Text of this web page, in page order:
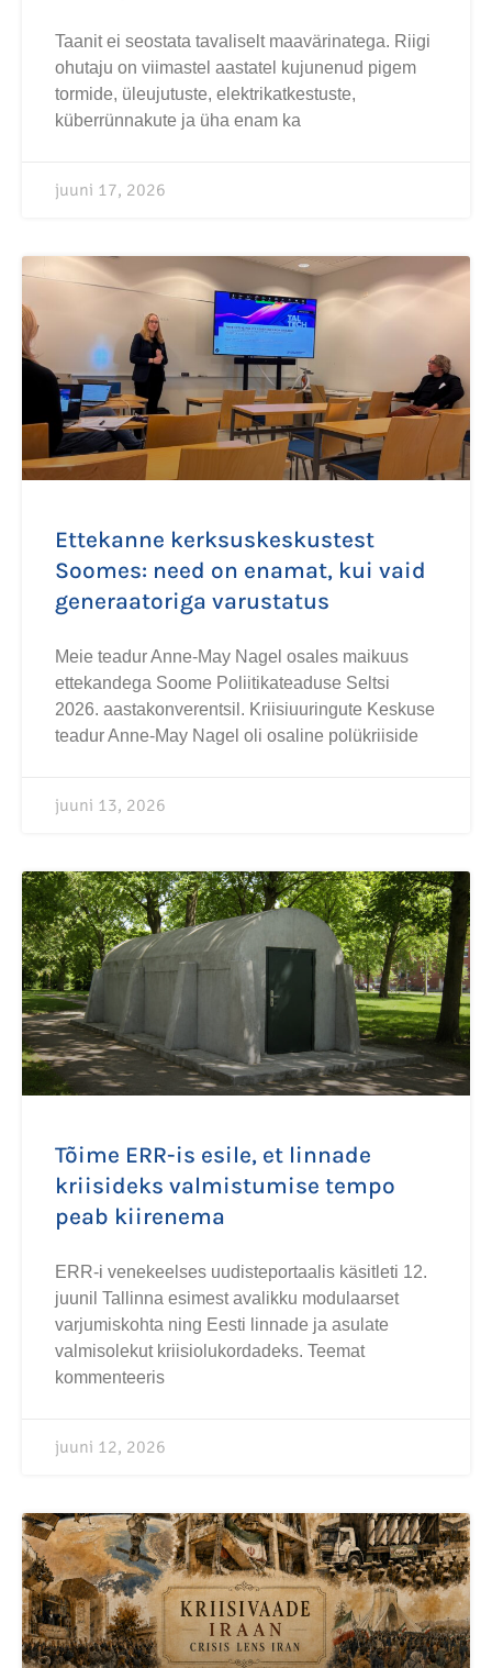
Taanit ei seostata tavaliselt maavärinatega. Riigi
ohutaju on viimastel aastatel kujunenud pigem
tormide, üleujutuste, elektrikatkestuste,
küberrünnakute ja üha enam ka
juuni 17, 2026
Ettekanne kerksuskeskustest
Soomes: need on enamat, kui vaid
generaatoriga varustatus
Meie teadur Anne-May Nagel osales maikuus
ettekandega Soome Poliitikateaduse Seltsi
2026. aastakonverentsil. Kriisiuuringute Keskuse
teadur Anne-May Nagel oli osaline polükriiside
juuni 13, 2026
Tõime ERR-is esile, et linnade
kriisideks valmistumise tempo
peab kiirenema
ERR-i venekeelses uudisteportaalis käsitleti 12.
juunil Tallinna esimest avalikku modulaarset
varjumiskohta ning Eesti linnade ja asulate
valmisolekut kriisiolukordadeks. Teemat
kommenteeris
juuni 12, 2026